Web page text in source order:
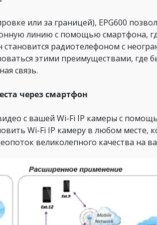
или за границей), EPG600
линию с помощью смартфона,
радиотелефоном с
этими преимуществами, где
связь.
через смартфон
с вашей Wi-Fi IP камеры с
Wi-Fi IP камеру в любом месте,
великолепного качества на